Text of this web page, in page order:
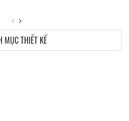
MỤC THIẾT KẾ